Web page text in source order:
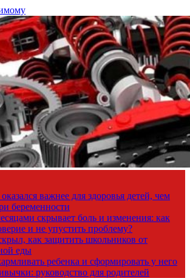
важнее для здоровья детей, чем
беременности
скрывает боль и изменения: как
и не упустить проблему?
как защитить школьников от
еды
ребенка и сформировать у него
руководство для родителей